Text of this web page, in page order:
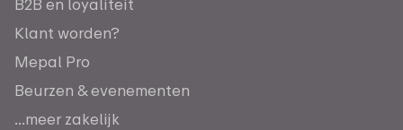
B2B en loyaliteit
Klant worden?
Mepal Pro
Beurzen & evenementen
...meer zakelijk